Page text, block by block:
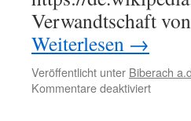
Verwandtschaft
Weiterlesen →
Veröffentlicht unter Biberach
Kommentare deaktiviertfür